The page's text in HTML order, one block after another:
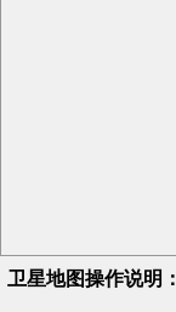
卫星地图操作说明：